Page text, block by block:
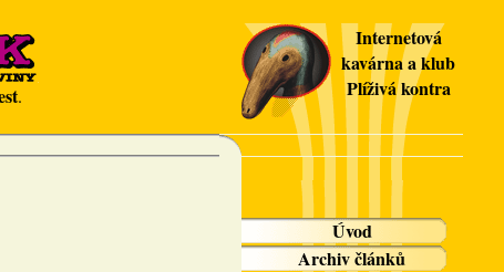
.
Internetová
kavárna a klub
Plíživá kontra
Úvod
Archiv článků